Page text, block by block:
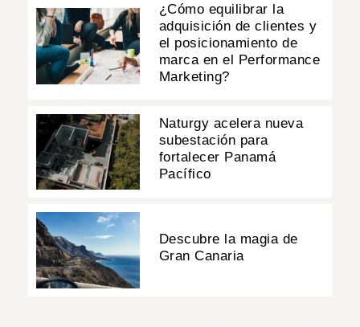
¿Cómo equilibrar la
adquisición de clientes y
el posicionamiento de
marca en el Performance
Marketing?
Naturgy acelera nueva
subestación para
fortalecer Panamá
Pacífico
Descubre la magia de
Gran Canaria